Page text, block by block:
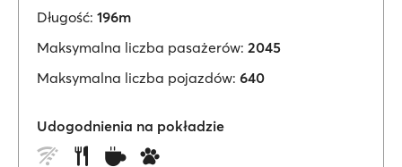
Długość: 196m
Maksymalna liczba pasażerów: 2045
Maksymalna liczba pojazdów: 640
Udogodnienia na pokładzie